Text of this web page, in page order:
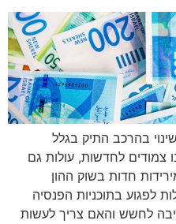
בהרכב התיק בגלל
צמודים לחדשות, עולות גם
חדות בשוק ההון
לפגוע בתוכניות הפנסיה
לחשש והאם צריך לעשות